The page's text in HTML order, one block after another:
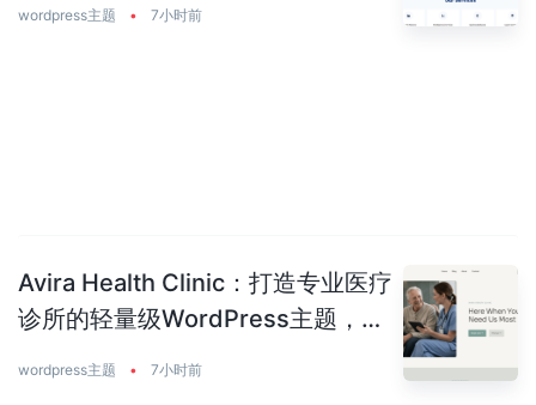
wordpress主题 • 7小时前
Avira Health Clinic：打造专业医疗
诊所的轻量级WordPress主题，让
wordpress主题 • 7小时前